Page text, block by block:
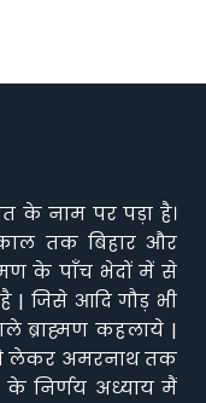
के नाम पर पड़ा है।
तक बिहार और
के पाँच भेदों में से
| जिसे आदि गौड़ भी
ब्राह्मण कहलाये |
लेकर अमरनाथ तक
के निर्णय अध्याय मैं